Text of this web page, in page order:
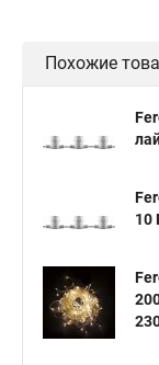
Похожие
10